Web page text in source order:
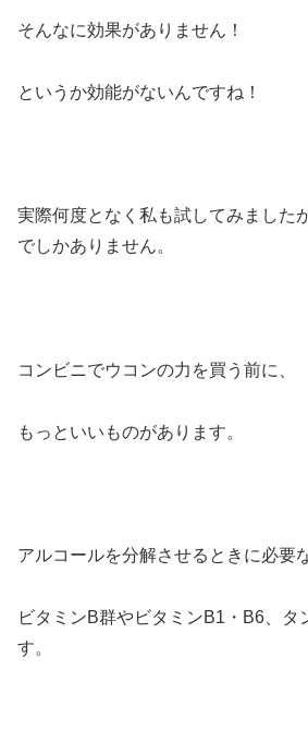
そんなに効果がありません！
というか効能がないんですね！
実際何度となく私も試してみました
でしかありません。
コンビニでウコンの力を買う前に、
もっといいものがあります。
アルコールを分解させるときに必要
ビタミンB群やビタミンB1・B6、タ
す。